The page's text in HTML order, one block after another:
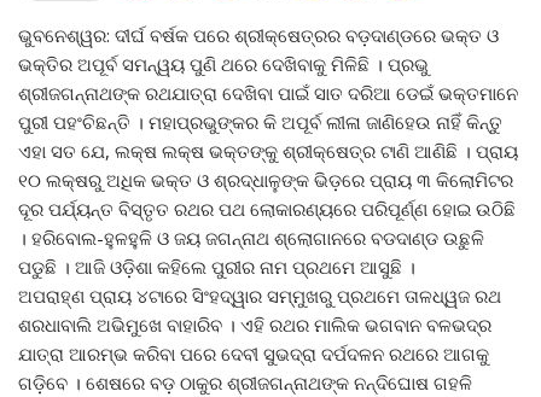
ଭୁବନେଶ୍ୱର: ଦୀର୍ଘ ବର୍ଷକ ପରେ ଶ୍ରୀକ୍ଷେତ୍ରର ବଡ଼ଦାଣ୍ଡରେ ଭକ୍ତ ଓ
ଭକ୍ତିର ଅପୂର୍ବ ସମନ୍ୱୟ ପୁଣି ଥରେ ଦେଖିବାକୁ ମିଳିଛି । ପ୍ରଭୁ
ଶ୍ରୀଜଗନ୍ନାଥଙ୍କ ରଥଯାତ୍ରା ଦେଖିବା ପାଇଁ ସାତ ଦରିଆ ଡେଇଁ ଭକ୍ତମାନେ
ପୁରୀ ପହଂଚିଛନ୍ତି । ମହାପ୍ରଭୁଙ୍କର କି ଅପୂର୍ବ ଲୀଳା ଜାଣିହେଉ ନାହିଁ କିନ୍ତୁ
ଏହା ସତ ଯେ, ଲକ୍ଷ ଲକ୍ଷ ଭକ୍ତଙ୍କୁ ଶ୍ରୀକ୍ଷେତ୍ର ଟାଣି ଆଣିଛି । ପ୍ରାୟ
୧୦ ଲକ୍ଷରୁ ଅଧିକ ଭକ୍ତ ଓ ଶ୍ରଦ୍ଧାଳୁଙ୍କ ଭିଡ଼ରେ ପ୍ରାୟ ୩ କିଲୋମିଟର
ଦୂର ପର୍ଯ୍ୟନ୍ତ ବିସ୍ତୃତ ରଥର ପଥ ଲୋକାରଣ୍ୟରେ ପରିପୂର୍ଣ୍ଣ ହୋଇ ଉଠିଛି
। ହରିବୋଲ-ହୁଳହୁଳି ଓ ଜୟ ଜଗନ୍ନାଥ ଶ୍ଲୋଗାନରେ ବଡଦାଣ୍ଡ ଉଛୁଳି
ପଡୁଛି । ଆଜି ଓଡ଼ିଶା କହିଲେ ପୁରୀର ନାମ ପ୍ରଥମେ ଆସୁଛି ।
ଅପରାହ୍ଣ ପ୍ରାୟ ୪ଟାରେ ସିଂହଦ୍ୱାର ସମ୍ମୁଖରୁ ପ୍ରଥମେ ତାଳଧ୍ୱଜ ରଥ
ଶରଧାବାଲି ଅଭିମୁଖେ ବାହାରିବ । ଏହି ରଥର ମାଲିକ ଭଗବାନ ବଳଭଦ୍ର
ଯାତ୍ରା ଆରମ୍ଭ କରିବା ପରେ ଦେବୀ ସୁଭଦ୍ରା ଦର୍ପଦଳନ ରଥରେ ଆଗକୁ
ଗଡ଼ିବେ । ଶେଷରେ ବଡ଼ ଠାକୁର ଶ୍ରୀଜଗନ୍ନାଥଙ୍କ ନନ୍ଦିଘୋଷ ଗହଳି